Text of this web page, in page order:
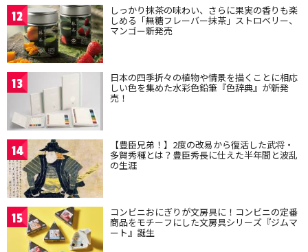
12 しっかり抹茶の味わい、さらに果実の香りも楽
しめる「無糖フレーバー抹茶」ストロベリー、
マンゴー新発売
13 日本の四季折々の植物や情景を描くことに相応
しい色を集めた水彩色鉛筆『色辞典』が新発
売！
14 【豊臣兄弟！】2度の改易から復活した武将・
多賀秀種とは？豊臣秀長に仕えた半年間と波乱
の生涯
15 コンビニおにぎりが文房具に！コンビニの定番
商品をモチーフにした文房具シリーズ『ジムマ
ート』誕生